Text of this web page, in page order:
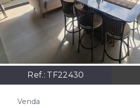
Ref.: TF22430
Venda